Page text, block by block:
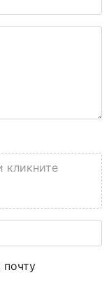
кликните
почту